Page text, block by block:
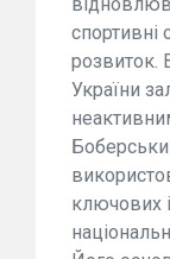
спортивні
розвиток.
України
ключових